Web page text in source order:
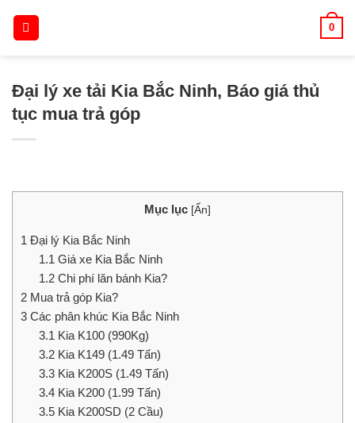
0
Đại lý xe tải Kia Bắc Ninh, Báo giá thủ
tục mua trả góp
Mục lục [Ẩn]
1 Đại lý Kia Bắc Ninh
1.1 Giá xe Kia Bắc Ninh
1.2Chi phí lăn bánh Kia?
2 Mua trả góp Kia?
3 Các phân khúc Kia Bắc Ninh
3.1 Kia K100 (990Kg)
3.2Kia K149 (1.49 Tấn)
3.3Kia K200S (1.49 Tấn)
3.4Kia K200 (1.99 Tấn)
3.5Kia K200SD (2 Cầu)